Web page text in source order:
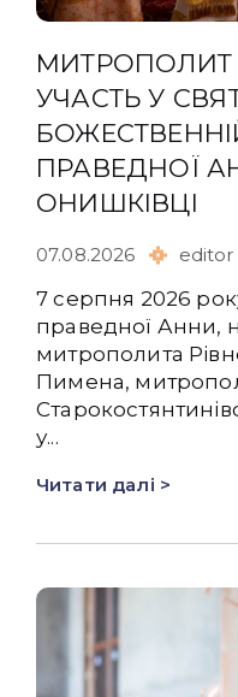
МИТРОПОЛИТ
УЧАСТЬ У
ПРАВЕДНОЇ
ОНИШКІВЦІ
07.08.2026 editor
7 серпня 2026
праведної Анни,
митрополита
Пимена,
у...
Читати далі >